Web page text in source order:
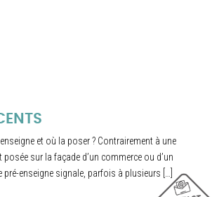
enseigne et où la poser ? Contrairement à une
posée sur la façade d’un commerce ou d’un
enseigne signale, parfois à plusieurs […]